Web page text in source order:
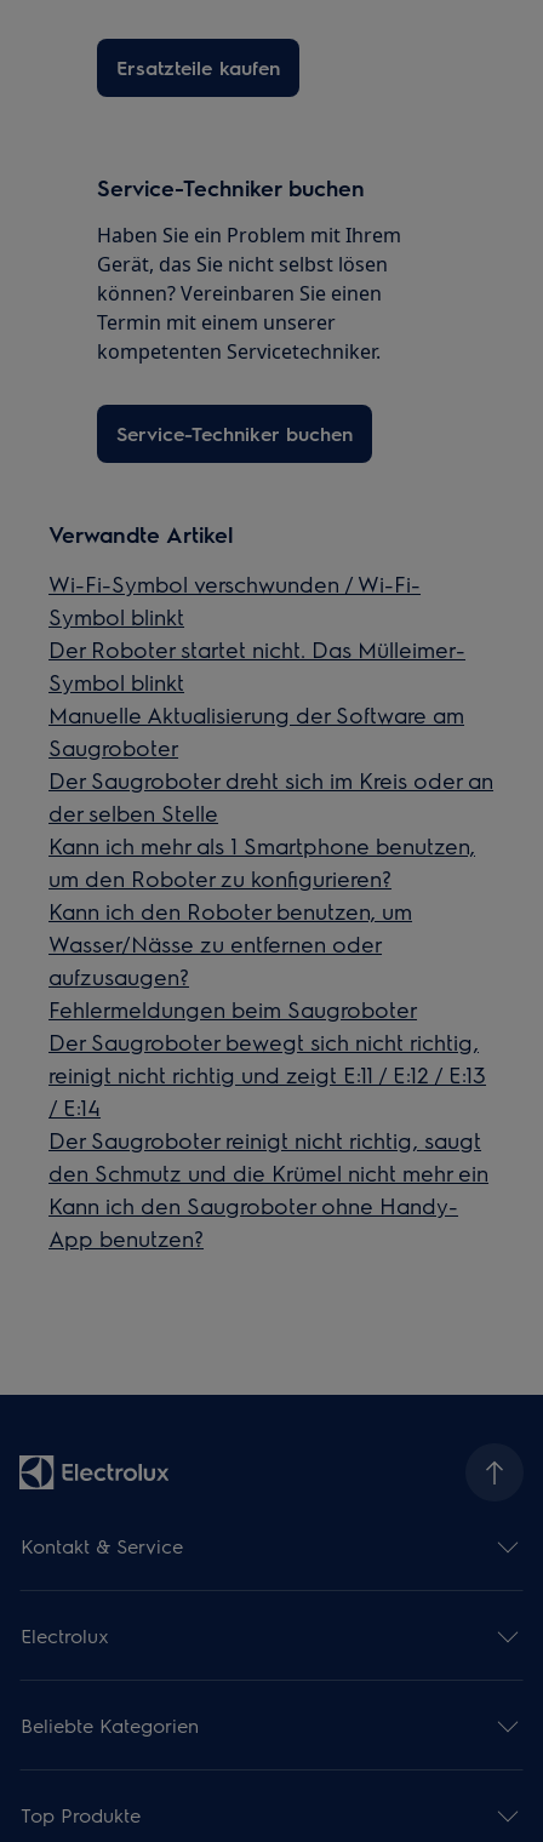
Ersatzteile kaufen
Service-Techniker buchen
Haben Sie ein Problem mit Ihrem
Gerät, das Sie nicht selbst lösen
können? Vereinbaren Sie einen
Termin mit einem unserer
kompetenten Servicetechniker.
Service-Techniker buchen
Verwandte Artikel
Wi-Fi-Symbol verschwunden / Wi-Fi-
Symbol blinkt
Der Roboter startet nicht. Das Mülleimer-
Symbol blinkt
Manuelle Aktualisierung der Software am
Saugroboter
Der Saugroboter dreht sich im Kreis oder an
der selben Stelle
Kann ich mehr als 1 Smartphone benutzen,
um den Roboter zu konfigurieren?
Kann ich den Roboter benutzen, um
Wasser/Nässe zu entfernen oder
aufzusaugen?
Fehlermeldungen beim Saugroboter
Der Saugroboter bewegt sich nicht richtig,
reinigt nicht richtig und zeigt E:11 / E:12 / E:13
/ E:14
Der Saugroboter reinigt nicht richtig, saugt
den Schmutz und die Krümel nicht mehr ein
Kann ich den Saugroboter ohne Handy-
App benutzen?
Kontakt & Service
Electrolux
Beliebte Kategorien
Top Produkte